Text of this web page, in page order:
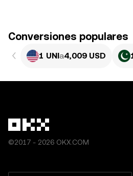
Conversiones populares
1 UNIa4,009 USD
©2017 - 2026 OKX.COM